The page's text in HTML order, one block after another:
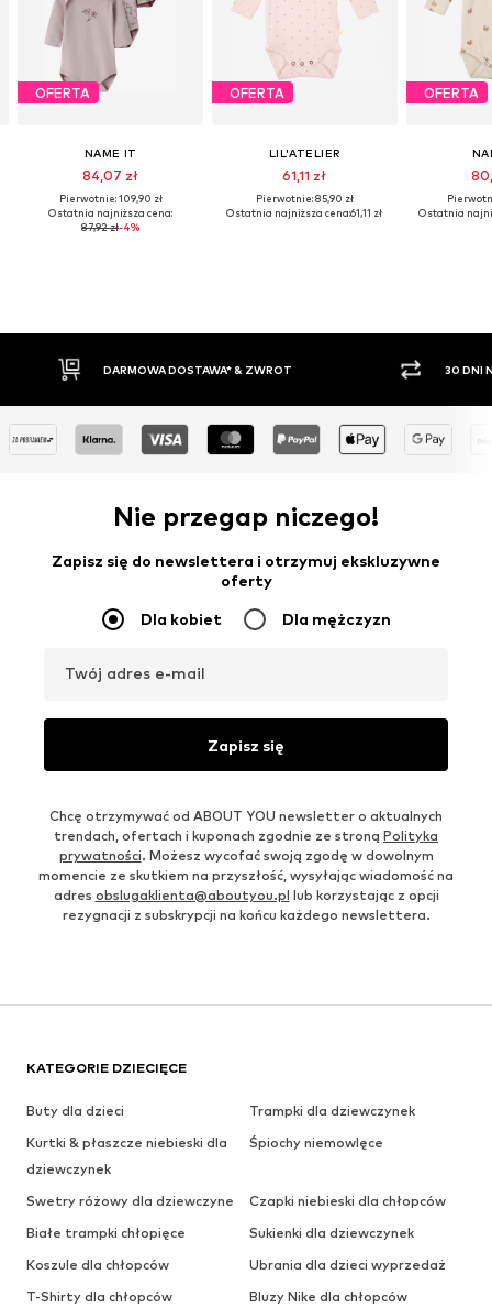
OFERTA
NAME IT
84,07 zł
Pierwotnie: 109,90 zł
Ostatnia najniższa cena:
87,92 zł-4%
OFERTA
LIL'ATELIER
61,11 zł
Pierwotnie: 85,90 zł
Ostatnia najniższa cena:61,11 zł
OFERTA
Ostatnia
30 DNI NA ZWROT TOWARU
Nie przegap niczego!
Zapisz się do newslettera i otrzymuj ekskluzywne
oferty
Dla kobiet Dla mężczyzn
Twój adres e-mail
Zapisz się
Chcę otrzymywać od ABOUT YOU newsletter o aktualnych
trendach, ofertach i kuponach zgodnie ze stroną Polityka
prywatności. Możesz wycofać swoją zgodę w dowolnym
momencie ze skutkiem na przyszłość, wysyłając wiadomość na
adres obslugaklienta@aboutyou.pl lub korzystając z opcji
rezygnacji z subskrypcji na końcu każdego newslettera.
KATEGORIE DZIECIĘCE
Buty dla dzieci
Trampki dla dziewczynek
Kurtki & płaszcze niebieski dla
dziewczynek
Śpiochy niemowlęce
Swetry różowy dla dziewczyne
Czapki niebieski dla chłopców
Białe trampki chłopięce
Sukienki dla dziewczynek
Koszule dla chłopców
Ubrania dla dzieci wyprzedaż
T-Shirty dla chłopców
Bluzy Nike dla chłopców